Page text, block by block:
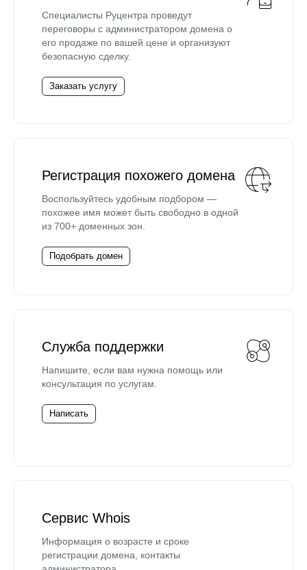
Специалисты Руцентра проведут
переговоры с администратором домена о
его продаже по вашей цене и организуют
безопасную сделку.
Заказать услугу
Регистрация похожего домена
Воспользуйтесь удобным подбором —
похожее имя может быть свободно в одной
из 700+ доменных зон.
Подобрать домен
Служба поддержки
Напишите, если вам нужна помощь или
консультация по услугам.
Написать
Сервис Whois
Информация о возрасте и сроке
регистрации домена, контакты